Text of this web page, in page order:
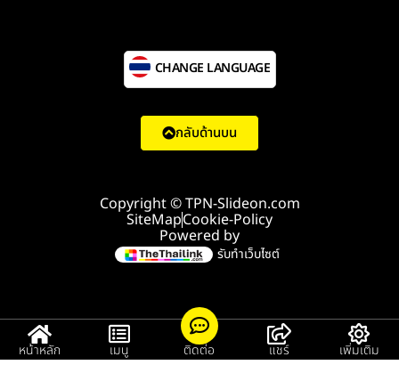
Copyright © TPN-Slideon.com
SiteMapCookie-Policy
Powered by
รับทำเว็บไซต์
CHANGE LANGUAGE
กลับด้านบน
หน้าหลัก เมนู ติดต่อ แชร์ เพิ่มเติม